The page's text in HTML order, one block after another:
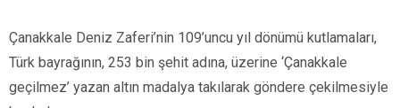
Çanakkale Deniz Zaferi’nin 109’uncu yıl dönümü kutlamaları,
Türk bayrağının, 253 bin şehit adına, üzerine ‘Çanakkale
geçilmez’ yazan altın madalya takılarak göndere çekilmesiyle